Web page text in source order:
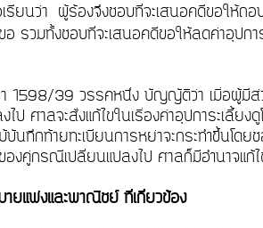
รียนว่า ผู้ร้องจึงชอบที่จะเสนอคดีขอให้ถอ
อ รวมทั้งชอบที่จะเสนอคดีขอให้ลดค่าอุปก
1598/39 วรรคหนึ่ง บัญญัติว่า เมื่อผู้มีส่
ไป ศาลจะสั่งแก้ไขในเรื่องค่าอุปการะเลี้
บันทึกท้ายทะเบียนการหย่าจะกระทำขึ้นโ
องคู่กรณีเปลี่ยนแปลงไป ศาลก็มีอำนาจแ
ายแพ่งและพาณิชย์ ที่เกี่ยวข้อง